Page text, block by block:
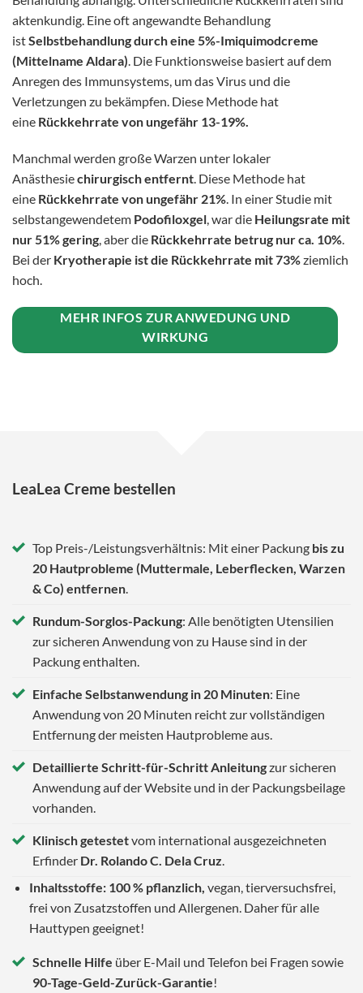
aktenkundig. Eine oft angewandte Behandlung
istSelbstbehandlung durch eine 5%-Imiquimodcreme
(Mittelname Aldara) . Die Funktionsweise basiert auf dem
Anregen des Immunsystems, um das Virus und die
Verletzungen zu bekämpfen. Diese Methode hat
eine Rückkehrrate von ungefähr 13-19%.
Manchmal werden große Warzen unter lokaler
Anästhesiechirurgisch entfernt. Diese Methode hat
eine Rückkehrrate von ungefähr 21%. In einer Studie mit
selbstangewendetem Podofiloxgel, war die Heilungsrate mit
nur 51% gering, aber die Rückkehrrate betrug nur ca. 10%.
Bei der Kryotherapie ist die Rückkehrrate mit 73%ziemlich
hoch.
MEHR INFOS ZUR ANWEDUNG UND
WIRKUNG
LeaLea Creme bestellen
Top Preis-/Leistungsverhältnis: Mit einer Packung bis zu
20 Hautprobleme (Muttermale, Leberflecken, Warzen
& Co) entfernen.
Rundum-Sorglos-Packung: Alle benötigten Utensilien
zur sicheren Anwendung von zu Hause sind in der
Packung enthalten.
Einfache Selbstanwendung in 20 Minuten: Eine
Anwendung von 20 Minuten reicht zur vollständigen
Entfernung der meisten Hautprobleme aus.
Detaillierte Schritt-für-Schritt Anleitungzur sicheren
Anwendung auf der Website und in der Packungsbeilage
vorhanden.
Klinisch getestetvom international ausgezeichneten
Erfinder Dr. Rolando C. Dela Cruz.
Inhaltsstoffe: 100 % pflanzlich, vegan, tierversuchsfrei,
frei von Zusatzstoffen und Allergenen. Daher für alle
Hauttypen geeignet!
Schnelle Hilfe über E-Mail und Telefon bei Fragen sowie
90-Tage-Geld-Zurück-Garantie!